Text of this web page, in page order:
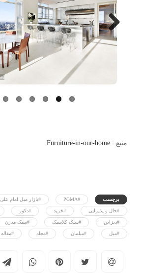
Previo
منبع : Furniture-in-our-home
برچسب #PGMA #بازار مبل امام علی
#حال و پذیرایی #خرید #دکور
#دیزاین #سبک کلاسیک #سبک مدرن
#مبل #مبلمان #مجله #مقاله